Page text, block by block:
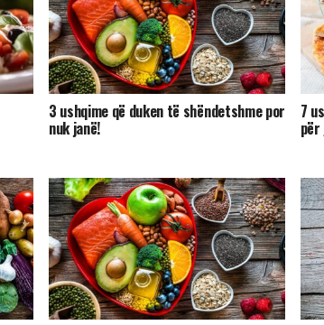
3 ushqime që duken të shëndetshme por
nuk janë!
7